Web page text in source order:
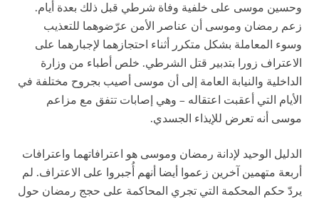
وحسين موسى على خلفية وفاة شرطي قبل ذلك بعدة أيام.
زعم رمضان وموسى أن عناصر الأمن عرّضوهما للتعذيب
وسوء المعاملة بشكل متكرر أثناء احتجازهما لإجبارهما على
الاعتراف زورا بتدبير قتل الشرطي. خلص أطباء من وزارة
الداخلية والنيابة العامة إلى أن موسى أصيب بجروح مختلفة في
الأيام التي أعقبت اعتقاله – وهي إصابات تتفق مع مزاعم
موسى أنه تعرض للإيذاء الجسدي.
الدليل الوحيد لإدانة رمضان وموسى هو اعترافاتهما واعترافات
أربعة متهمين آخرين زعموا أيضا أنهم أُجبروا على الاعتراف. لم
يردّ حكم المحكمة التي تجري المحاكمة على حجج رمضان حول